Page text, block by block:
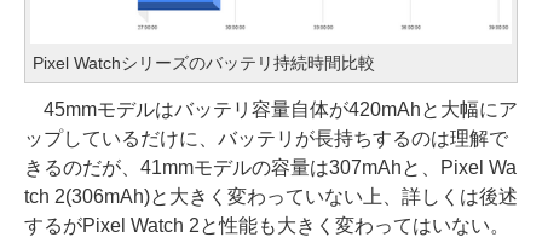
Pixel Watchシリーズのバッテリ持続時間比較
45mmモデルはバッテリ容量自体が420mAhと大幅にア
ップしているだけに、バッテリが長持ちするのは理解で
きるのだが、41mmモデルの容量は307mAhと、Pixel Wa
tch 2(306mAh)と大きく変わっていない上、詳しくは後述
するがPixel Watch 2と性能も大きく変わってはいない。